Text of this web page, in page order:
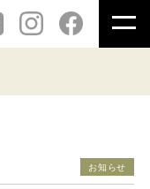
お知らせ